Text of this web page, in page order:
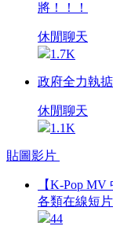
將！！！
休閒聊天
1.7K
政府全力執
休閒聊天
1.1K
貼圖影片
【K-Pop
各類在線短片
44